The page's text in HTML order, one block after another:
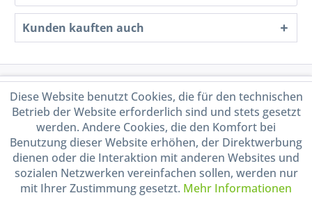
Kunden kauften auch
Service Hotline
Shop Service
Informationen
Handel mit BIO-Weinen
Diese Website benutzt Cookies, die für den technischen
Betrieb der Website erforderlich sind und stets gesetzt
werden. Andere Cookies, die den Komfort bei
Benutzung dieser Website erhöhen, der Direktwerbung
dienen oder die Interaktion mit anderen Websites und
sozialen Netzwerken vereinfachen sollen, werden nur
mit Ihrer Zustimmung gesetzt. Mehr Informationen